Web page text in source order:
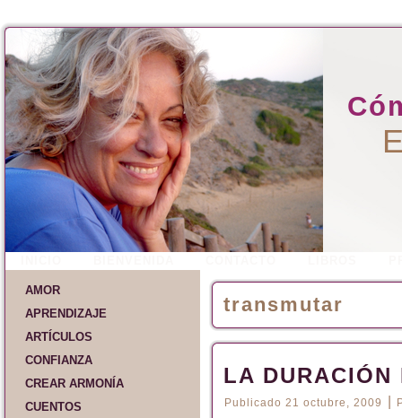
AMOR
APRENDIZAJE
ARTÍCULOS
CONFIANZA
CREAR ARMONÍA
CUENTOS
transmutar
LA DURACIÓN
Publicado 21 octubre, 2009